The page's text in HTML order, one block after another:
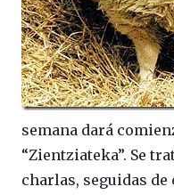
semana dará
“Zientziateka”. Se
charlas, seguidas